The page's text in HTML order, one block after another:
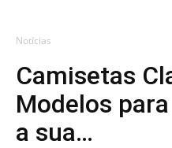
Notícias
Camisetas
Modelos
a sua…